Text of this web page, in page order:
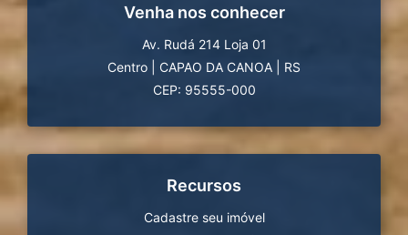
Venha nos conhecer
Av. Rudá 214 Loja 01
Centro
CAPAO DA CANOA
RS
CEP: 95555-000
Recursos
Cadastre seu imóvel